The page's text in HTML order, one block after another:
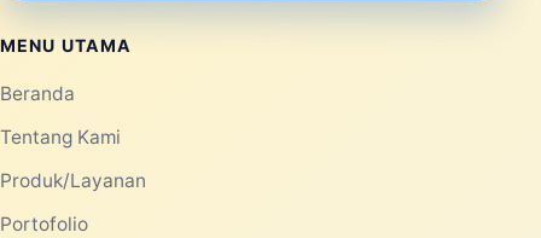
MENU UTAMA
Beranda
Tentang Kami
Produk/Layanan
Portofolio